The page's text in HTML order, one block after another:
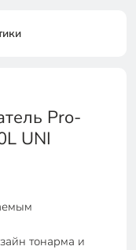
Pro-
UNI
тонарма и